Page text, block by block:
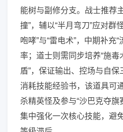
能树与副修分支。战士推荐
撞”，辅以“半月弯刀”应对群
咆哮”与“雷电术”，中期补充
率；道士则需同步培养“施毒
盾”，保证输出、控场与自
消耗技能经验书，该道具可
杀精英怪及参与“沙巴克夺旗
集中强化一次核心技能，避